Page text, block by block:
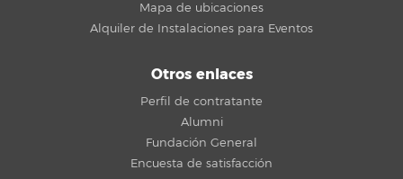
Mapa de ubicaciones
Alquiler de Instalaciones para Eventos
Otros enlaces
Perfil de contratante
Alumni
Fundación General
Encuesta de satisfacción